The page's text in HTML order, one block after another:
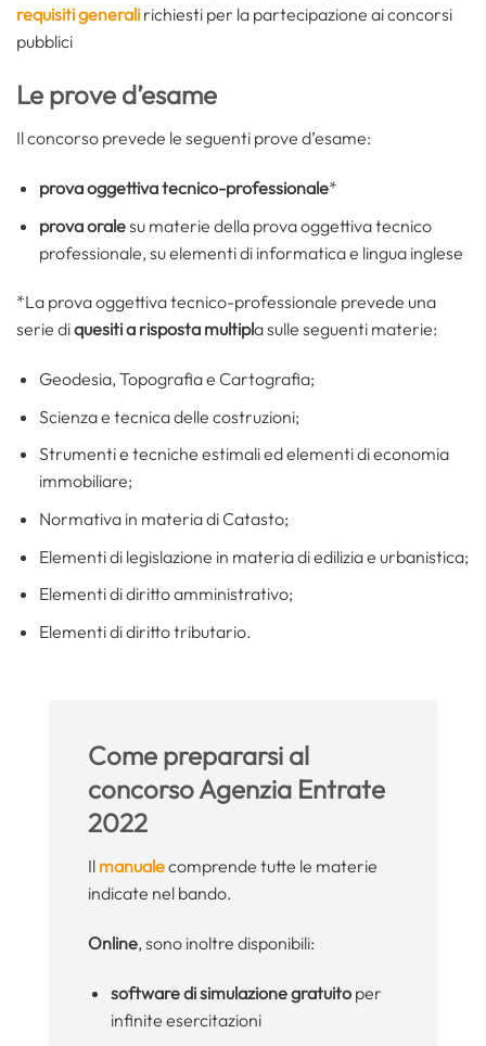
requisiti generali richiesti per la partecipazione ai concorsi
pubblici
Le prove d’esame
Il concorso prevede le seguenti prove d’esame:
prova oggettiva tecnico-professionale*
prova oralesu materie della prova oggettiva tecnico
professionale, su elementi di informatica e lingua inglese
*La prova oggettiva tecnico-professionale prevede una
serie diquesiti a risposta multipla sulle seguenti materie:
Geodesia, Topografia e Cartografia;
Scienza e tecnica delle costruzioni;
Strumenti e tecniche estimali ed elementi di economia
immobiliare;
Normativa in materia di Catasto;
Elementi di legislazione in materia di edilizia e urbanistica;
Elementi di diritto amministrativo;
Elementi di diritto tributario.
Come prepararsi al
concorso Agenzia Entrate
2022
Il manualecomprende tutte le materie
indicate nel bando.
Online, sono inoltre disponibili:
software di simulazione gratuitoper
infinite esercitazioni